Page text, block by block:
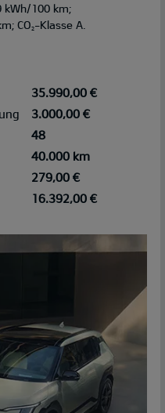
100 km;
CO2-Klasse A.
35.990,00 €
3.000,00 €
48
40.000 km
279,00 €
16.392,00 €